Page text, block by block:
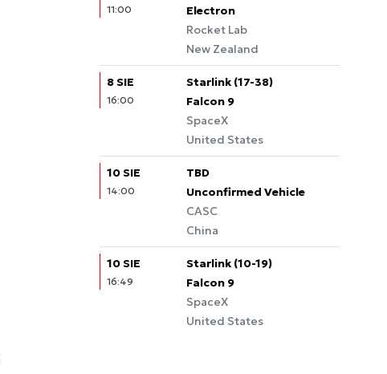
11:00
Electron
Rocket Lab
New Zealand
8 SIE
16:00
Starlink (17-38)
Falcon 9
SpaceX
United States
10 SIE
14:00
TBD
Unconfirmed Vehicle
CASC
China
10 SIE
16:49
Starlink (10-19)
Falcon 9
SpaceX
United States